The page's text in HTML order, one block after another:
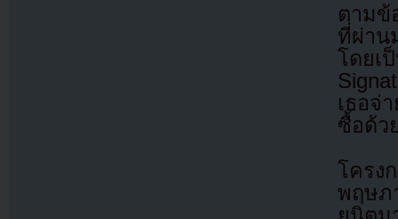
ตามข้
ที่ผ่าน
โดยเ
เธอจ่
ซื้อด้ว
โคร
พฤษภ